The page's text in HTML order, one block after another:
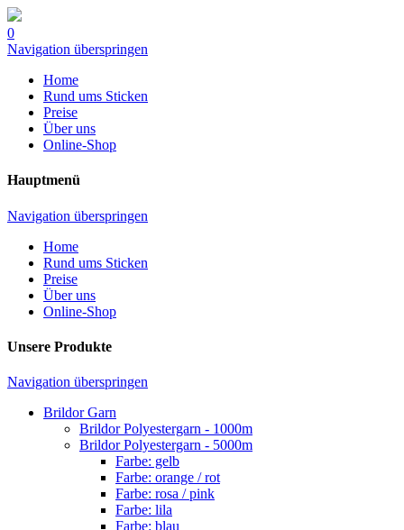
0
Navigation überspringen
Home
Rund ums Sticken
Preise
Über uns
Online-Shop
Hauptmenü
Navigation überspringen
Home
Rund ums Sticken
Preise
Über uns
Online-Shop
Unsere Produkte
Navigation überspringen
Brildor Garn
Brildor Polyestergarn - 1000m
Brildor Polyestergarn - 5000m
Farbe: gelb
Farbe: orange / rot
Farbe: rosa / pink
Farbe: lila
Farbe: blau